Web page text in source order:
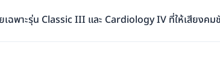
ฉพาะรุ่น Classic III และ Cardiology IV ที่ให้เสียงค